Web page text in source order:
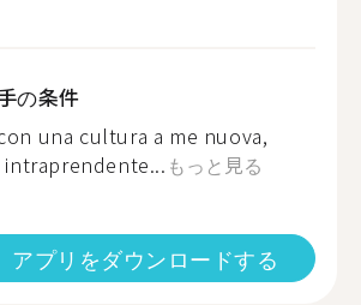
の条件
una cultura a me nuova,
もっと見る
アプリをダウンロードする